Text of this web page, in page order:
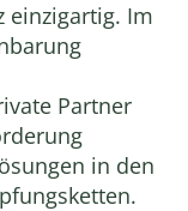
einzigartig. Im
Partner
in den